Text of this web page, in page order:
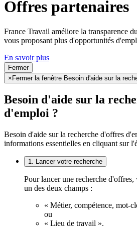
Offres partenaires
France Travail améliore la transparence
vous proposant plus d'opportunités
En savoir plus
Fermer
×Fermer la fenêtre Besoin d'aide sur la
Besoin d'aide sur la
d'emploi ?
Besoin d'aide sur la recherche d'offres
informations essentielles en cliquant sur
1. Lancer votre recherche
Pour lancer une recherche
un des deux champs :
« Métier, compétence, mot-
ou
« Lieu de travail ».